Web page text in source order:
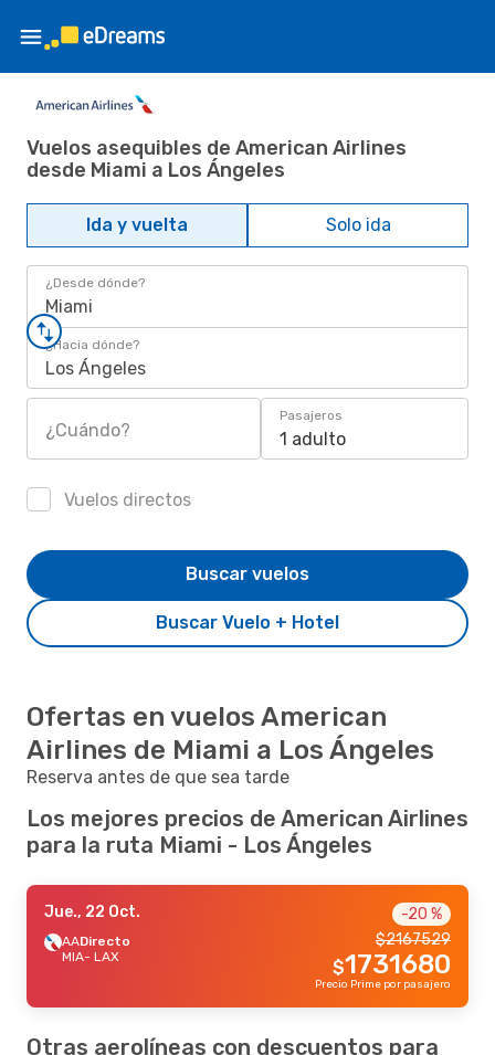
Vuelos asequibles de American Airlines
desde Miami a Los Ángeles
Ida y vuelta Solo ida
¿Desde dónde?
Miami
¿Hacia dónde?
Los Ángeles
¿Cuándo?
Pasajeros
1 adulto
Vuelos directos
Buscar Vuelo + Hotel
Buscar vuelos
Ofertas en vuelos American
Airlines de Miami a Los Ángeles
Reserva antes de que sea tarde
Los mejores precios de American Airlines
para la ruta Miami - Los Ángeles
Jue., 22 Oct.
AADirecto
MIA- LAX
-20 %
2167529
$
1731680
$
Precio Prime por pasajero
Otras aerolíneas con descuentos para